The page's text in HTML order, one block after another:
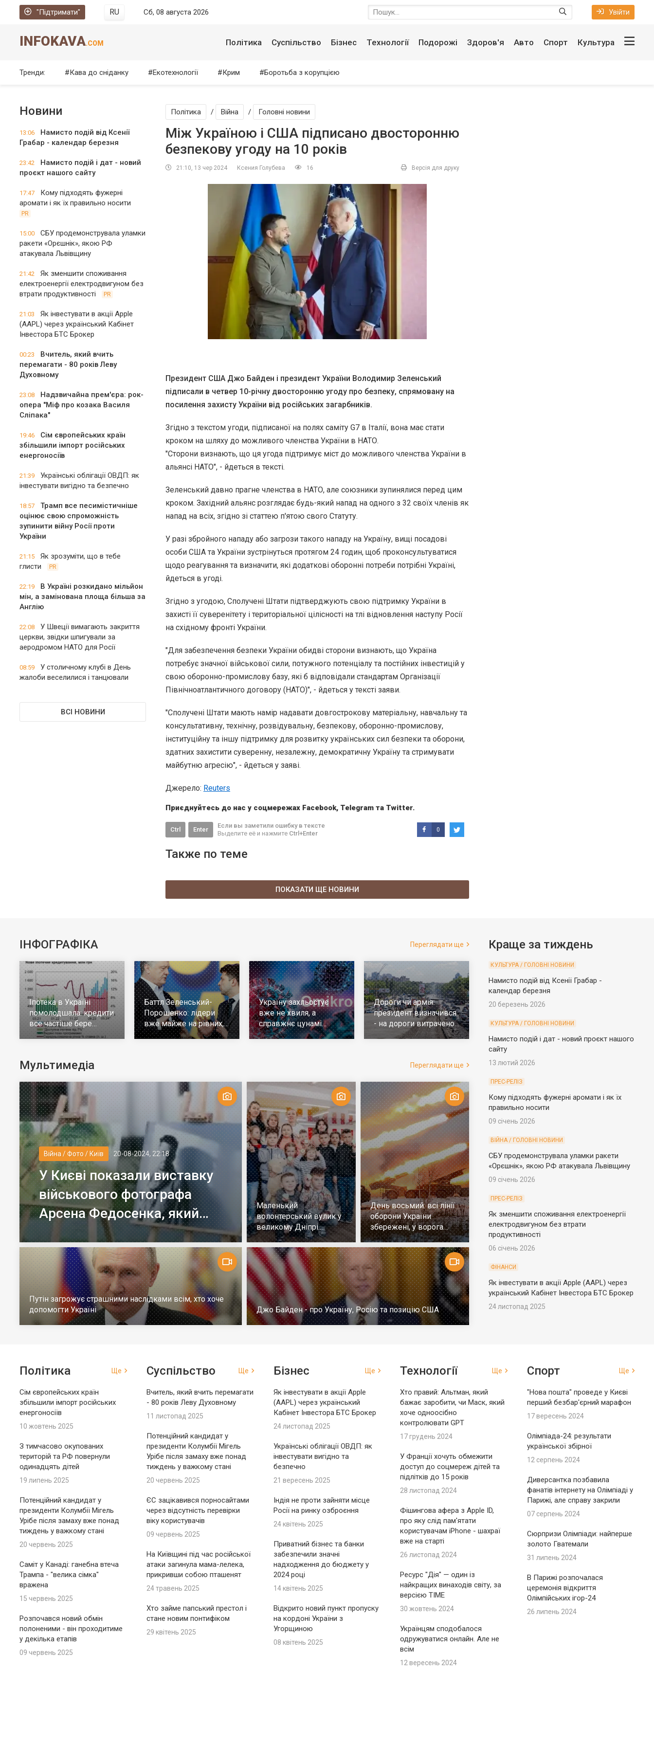
"Підтримати" RU Сб, 08 августа 2026 Увійти
INFOKAVA.COM Політика Суспільство Бізнес Технології Подорожі Здоров'я Авто Спорт Культура
Тренди: Кава до сніданку Екотехнології Крим Боротьба з корупцією
Новини
13:06
Намисто подій від Ксенії
Грабар - календар березня
23:42
Намисто подій і дат - новий
проєкт нашого сайту
17:47
Кому підходять фужерні
аромати і як їх правильно носити
PR
15:00
СБУ продемонструвала уламки
ракети «Орєшнік», якою РФ
атакувала Львівщину
21:42
Як зменшити споживання
електроенергії електродвигуном без
втрати продуктивності
PR
21:03
Як інвестувати в акції Apple
(AAPL) через український Кабінет
Інвестора БТС Брокер
00:23
Вчитель, який вчить
перемагати - 80 років Леву
Духовному
23:08
Надзвичайна прем'єра: рок-
опера "Міф про козака Василя
Сліпака"
19:46
Сім європейських країн
збільшили імпорт російських
енергоносіїв
21:39
Українські облігації ОВДП: як
інвестувати вигідно та безпечно
18:57
Трамп все песимістичніше
оцінює свою спроможність
зупинити війну Росії проти
України
21:15
Як зрозуміти, що в тебе
глисти
PR
22:19
В Україні розкидано мільйон
мін, а замінована площа більша за
Англію
22:08
У Швеції вимагають закриття
церкви, звідки шпигували за
аеродромом НАТО для Росії
08:59
У столичному клубі в День
жалоби веселилися і танцювали
ВСІ НОВИНИ
Політика / Війна / Головні новини
Між Україною і США підписано двосторонню
безпекову угоду на 10 років
21:10, 13 чер 2024 Ксения Голубева 16 Версія для друку
Президент США Джо Байден і президент України Володимир Зеленський
підписали в четвер 10-річну двосторонню угоду про безпеку, спрямовану на
посилення захисту України від російських загарбників.
Згідно з текстом угоди, підписаної на полях саміту G7 в Італії, вона має стати
кроком на шляху до можливого членства України в НАТО.
"Сторони визнають, що ця угода підтримує міст до можливого членства України в
альянсі НАТО", - йдеться в тексті.
Зеленський давно прагне членства в НАТО, але союзники зупинялися перед цим
кроком. Західний альянс розглядає будь-який напад на одного з 32 своїх членів як
напад на всіх, згідно зі статтею п'ятою свого Статуту.
У разі збройного нападу або загрози такого нападу на Україну, вищі посадові
особи США та України зустрінуться протягом 24 годин, щоб проконсультуватися
щодо реагування та визначити, які додаткові оборонні потреби потрібні Україні,
йдеться в угоді.
Згідно з угодою, Сполучені Штати підтверджують свою підтримку України в
захисті її суверенітету і територіальної цілісності на тлі відновлення наступу Росії
на східному фронті України.
"Для забезпечення безпеки України обидві сторони визнають, що Україна
потребує значної військової сили, потужного потенціалу та постійних інвестицій у
свою оборонно-промислову базу, які б відповідали стандартам Організації
Північноатлантичного договору (НАТО)", - йдеться у тексті заяви.
"Сполучені Штати мають намір надавати довгострокову матеріальну, навчальну та
консультативну, технічну, розвідувальну, безпекову, оборонно-промислову,
інституційну та іншу підтримку для розвитку українських сил безпеки та оборони,
здатних захистити суверенну, незалежну, демократичну Україну та стримувати
майбутню агресію", - йдеться у заяві.
Джерело: Reuters
Приєднуйтесь до нас у соцмережах Facebook, Telegram та Twitter.
Ctrl Enter
Если вы заметили ошибку в тексте
Выделите её и нажмите Ctrl+Enter 0
Также по теме
ПОКАЗАТИ ЩЕ НОВИНИ
ІНФОГРАФІКА Переглядати ще
Іпотека в Україні
помолодшала: кредити
все частіше бере
молодь до 30 років
Баттл Зеленський-
Порошенко: лідери
вже майже на рівних,
але багато тих, хто не
Україну захльостує
вже не хвиля, а
справжнє цунамі
ковіда. Що робити
Дороги чи армія:
президент визначився
- на дороги витрачено
у 10 разів більше
Мультимедіа Переглядати ще
Війна / Фото / Київ 20-08-2024, 22:18
У Києві показали виставку
військового фотографа
Арсена Федосенка, який
загинув на війні
Маленький
волонтерський вулик у
великому Дніпрі.
Репортаж
День восьмий: всі лінії
оборони України
збережені, у ворога
немає успіху
Путін загрожує страшними наслідками всім, хто хоче
допомогти Україні
Джо Байден - про Україну, Росію та позицію США
Краще за тиждень
КУЛЬТУРА / ГОЛОВНІ НОВИНИ
Намисто подій від Ксенії Грабар -
календар березня
20 березень 2026
КУЛЬТУРА / ГОЛОВНІ НОВИНИ
Намисто подій і дат - новий проєкт нашого
сайту
13 лютий 2026
ПРЕС-РЕЛІЗ
Кому підходять фужерні аромати і як їх
правильно носити
09 січень 2026
ВІЙНА / ГОЛОВНІ НОВИНИ
СБУ продемонструвала уламки ракети
«Орєшнік», якою РФ атакувала Львівщину
09 січень 2026
ПРЕС-РЕЛІЗ
Як зменшити споживання електроенергії
електродвигуном без втрати
продуктивності
06 січень 2026
ФІНАНСИ
Як інвестувати в акції Apple (AAPL) через
український Кабінет Інвестора БТС Брокер
24 листопад 2025
Політика Ще
Сім європейських країн
збільшили імпорт російських
енергоносіїв
10 жовтень 2025
З тимчасово окупованих
територій та РФ повернули
одинадцять дітей
19 липень 2025
Потенційний кандидат у
президенти Колумбії Мігель
Урібе після замаху вже понад
тиждень у важкому стані
20 червень 2025
Саміт у Канаді: ганебна втеча
Трампа - "велика сімка"
вражена
15 червень 2025
Розпочався новий обмін
полоненими - він проходитиме
у декілька етапів
09 червень 2025
Суспільство Ще
Вчитель, який вчить перемагати
- 80 років Леву Духовному
11 листопад 2025
Потенційний кандидат у
президенти Колумбії Мігель
Урібе після замаху вже понад
тиждень у важкому стані
20 червень 2025
ЄС зацікавився порносайтами
через відсутність перевірки
віку користувачів
09 червень 2025
На Київщині під час російської
атаки загинула мама-лелека,
прикривши собою пташенят
24 травень 2025
Хто займе папський престол і
стане новим понтифіком
29 квітень 2025
Бізнес Ще
Як інвестувати в акції Apple
(AAPL) через український
Кабінет Інвестора БТС Брокер
24 листопад 2025
Українські облігації ОВДП: як
інвестувати вигідно та
безпечно
21 вересень 2025
Індія не проти зайняти місце
Росії на ринку озброєння
24 квітень 2025
Приватний бізнес та банки
забезпечили значні
надходження до бюджету у
2024 році
14 квітень 2025
Відкрито новий пункт пропуску
на кордоні України з
Угорщиною
08 квітень 2025
Технології Ще
Хто правий: Альтман, який
бажає заробити, чи Маск, який
хоче одноосібно
контролювати GPT
17 грудень 2024
У Франції хочуть обмежити
доступ до соцмереж дітей та
підлітків до 15 років
28 листопад 2024
Фішингова афера з Apple ID,
про яку слід пам'ятати
користувачам iPhone - шахраї
вже на старті
26 листопад 2024
Ресурс "Дія" — один із
найкращих винаходів світу, за
версією TIME
30 жовтень 2024
Українцям сподобалося
одружуватися онлайн. Але не
всім
12 вересень 2024
Спорт Ще
"Нова пошта" проведе у Києві
перший безбар'єрний марафон
17 вересень 2024
Олімпіада-24: результати
української збірної
12 серпень 2024
Диверсантка позбавила
фанатів інтернету на Олімпіаді у
Парижі, але справу закрили
07 серпень 2024
Сюрпризи Олімпіади: найперше
золото Гватемали
31 липень 2024
В Парижі розпочалася
церемонія відкриття
Олімпійських ігор-24
26 липень 2024